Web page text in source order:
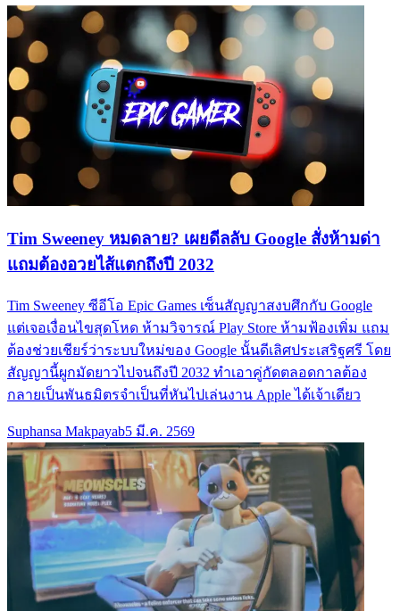
Tim Sweeney หมดลาย? เผยดีลลับ Google สั่งห้ามด่า
แถมต้องอวยไส้แตกถึงปี 2032
Tim Sweeney ซีอีโอ Epic Games เซ็นสัญญาสงบศึกกับ Google
แต่เจอเงื่อนไขสุดโหด ห้ามวิจารณ์ Play Store ห้ามฟ้องเพิ่ม แถม
ต้องช่วยเชียร์ว่าระบบใหม่ของ Google นั้นดีเลิศประเสริฐศรี โดย
สัญญานี้ผูกมัดยาวไปจนถึงปี 2032 ทำเอาคู่กัดตลอดกาลต้อง
กลายเป็นพันธมิตรจำเป็นที่หันไปเล่นงาน Apple ได้เจ้าเดียว
Suphansa Makpayab5 มี.ค. 2569